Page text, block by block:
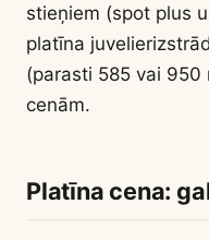
stieņiem (spot plus
platīna
(parasti 585 vai 950
cenām.
Platīna cena: